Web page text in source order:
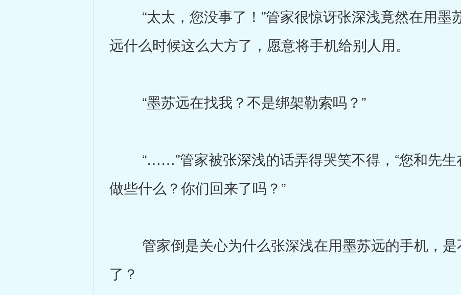
“太太，您没事了！”管家很惊讶张深浅竟然在用墨
远什么时候这么大方了，愿意将手机给别人用。
“墨苏远在找我？不是绑架勒索吗？”
“……”管家被张深浅的话弄得哭笑不得，“您和先生
做些什么？你们回来了吗？”
管家倒是关心为什么张深浅在用墨苏远的手机，是
了？